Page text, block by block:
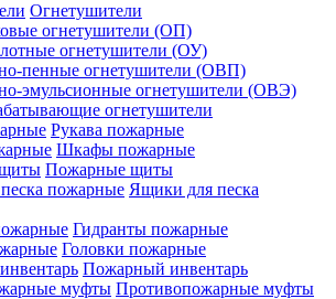
Огнетушители
огнетушители (ОП)
огнетушители (ОУ)
пенные огнетушители (ОВП)
эмульсионные огнетушители (ОВЭ)
огнетушители
Рукава пожарные
Шкафы пожарные
Пожарные щиты
Ящики для песка
Гидранты пожарные
Головки пожарные
Пожарный инвентарь
Противопожарные муфты